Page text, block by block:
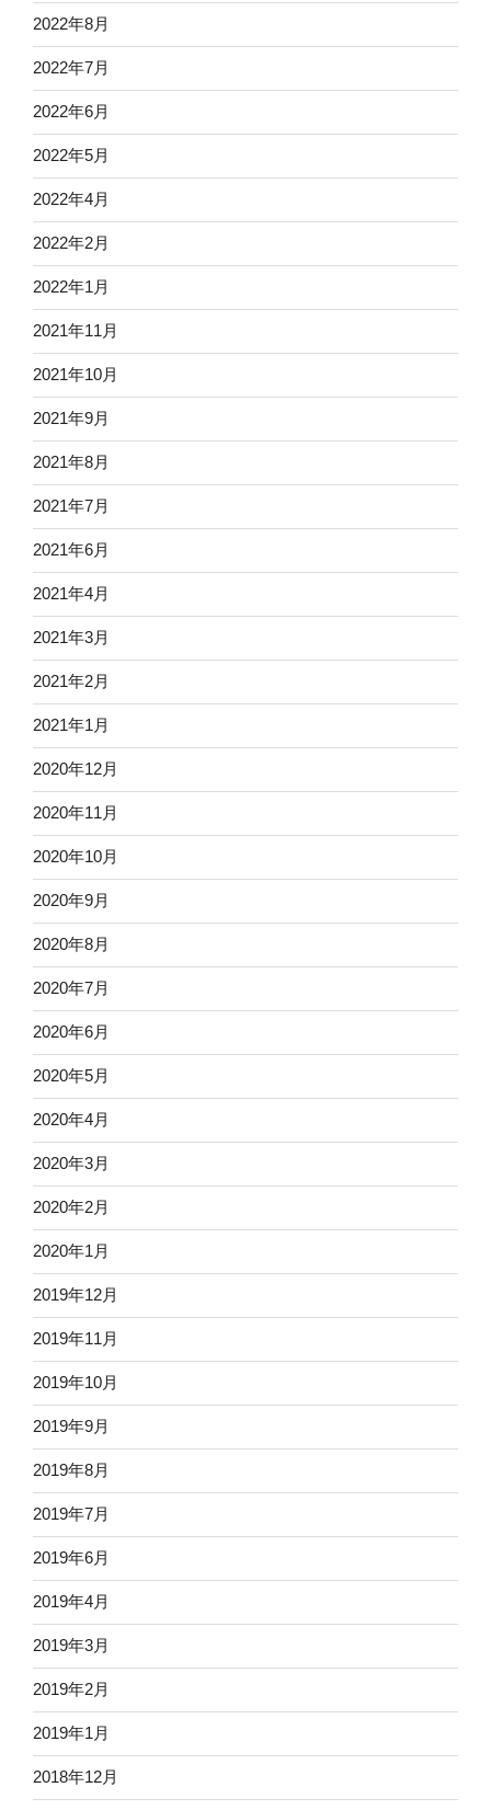
2022年8月
2022年7月
2022年6月
2022年5月
2022年4月
2022年2月
2022年1月
2021年11月
2021年10月
2021年9月
2021年8月
2021年7月
2021年6月
2021年4月
2021年3月
2021年2月
2021年1月
2020年12月
2020年11月
2020年10月
2020年9月
2020年8月
2020年7月
2020年6月
2020年5月
2020年4月
2020年3月
2020年2月
2020年1月
2019年12月
2019年11月
2019年10月
2019年9月
2019年8月
2019年7月
2019年6月
2019年4月
2019年3月
2019年2月
2019年1月
2018年12月